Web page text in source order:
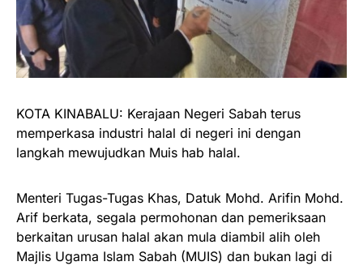
KOTA KINABALU: Kerajaan Negeri Sabah terus
memperkasa industri halal di negeri ini dengan
langkah mewujudkan Muis hab halal.
Menteri Tugas-Tugas Khas, Datuk Mohd. Arifin Mohd.
Arif berkata, segala permohonan dan pemeriksaan
berkaitan urusan halal akan mula diambil alih oleh
Majlis Ugama Islam Sabah (MUIS) dan bukan lagi di